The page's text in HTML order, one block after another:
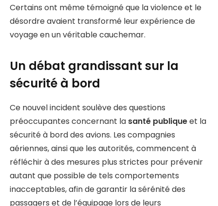
Certains ont même témoigné que la violence et le
désordre avaient transformé leur expérience de
voyage en un véritable cauchemar.
Un débat grandissant sur la
sécurité à bord
Ce nouvel incident soulève des questions
préoccupantes concernant la santé publiqueet la
sécurité à bord des avions. Les compagnies
aériennes, ainsi que les autorités, commencent à
réfléchir à des mesures plus strictes pour prévenir
autant que possible de tels comportements
inacceptables, afin de garantir la sérénité des
passagers et de l’équipage lors de leurs